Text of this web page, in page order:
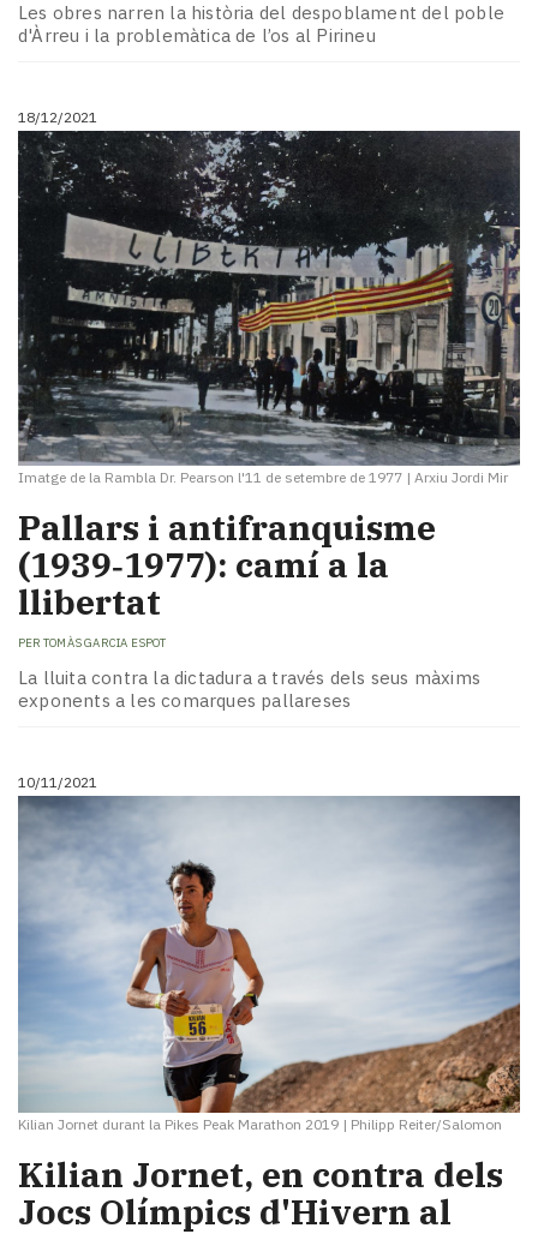
Les obres narren la història del despoblament del poble
d'Àrreu i la problemàtica de l’os al Pirineu
18/12/2021
Imatge de la Rambla Dr. Pearson l'11 de setembre de 1977 | Arxiu Jordi Mir
Pallars i antifranquisme
(1939‑1977): camí a la
llibertat
PER TOMÀS GARCIA ESPOT
La lluita contra la dictadura a través dels seus màxims
exponents a les comarques pallareses
10/11/2021
Kilian Jornet durant la Pikes Peak Marathon 2019 | Philipp Reiter/Salomon
Kilian Jornet, en contra dels
Jocs Olímpics d'Hivern al